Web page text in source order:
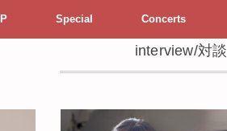
Special Concerts
interview/対談